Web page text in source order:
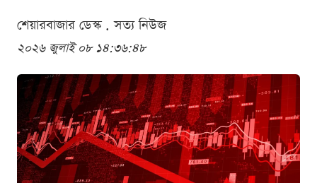
শেয়ারবাজার ডেস্ক . সত্য নিউজ
২০২৬ জুলাই ০৮ ১৪:৩৬:৪৮